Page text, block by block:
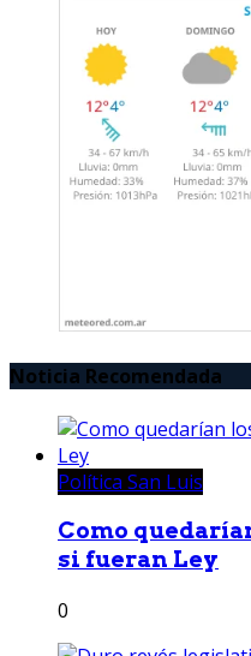
Noticia Recomendada
Política San Luis
Como
si fueran Ley
0